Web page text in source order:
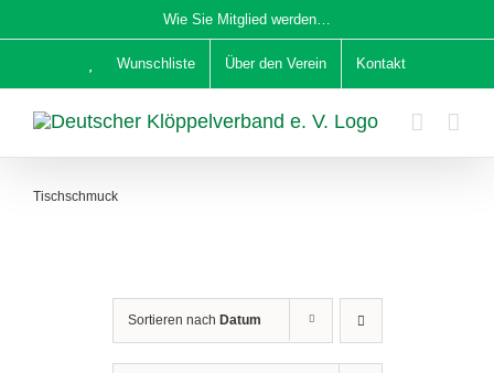
Inhalt
Wie Sie Mitglied werden…
Wunschliste Über den Verein Kontakt
Tischschmuck
Sortieren nach Datum